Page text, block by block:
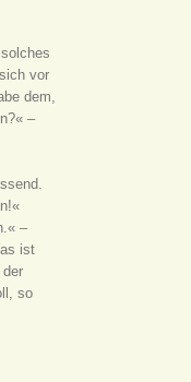
vor
dem,
–
–
ist
so